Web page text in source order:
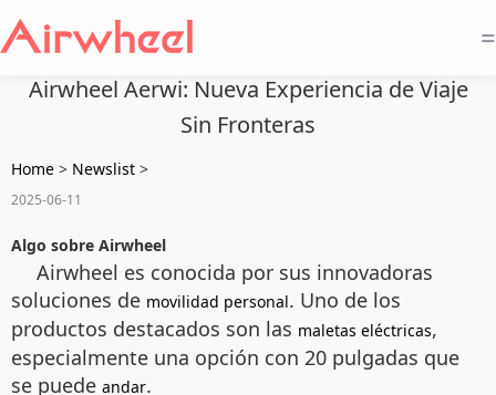
=
Airwheel Aerwi: Nueva Experiencia de Viaje
Sin Fronteras
Home > Newslist >
2025-06-11
Algo sobre Airwheel
Airwheel es conocida por sus innovadoras
soluciones de movilidad personal. Uno de los
productos destacados son las maletas eléctricas,
especialmente una opción con 20 pulgadas que
se puede andar.